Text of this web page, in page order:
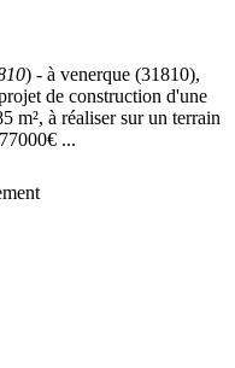
) - à venerque (31810),
de construction d'une
m², à réaliser sur un terrain
...